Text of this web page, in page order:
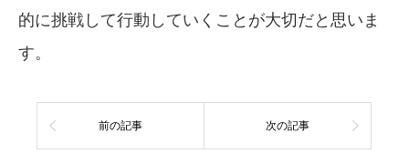
的に挑戦して行動していくことが大切だと思いま
す。
前の記事 次の記事